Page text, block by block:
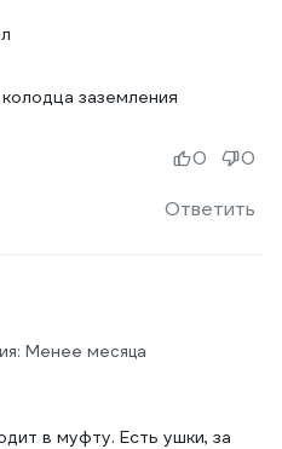
заземления
Ответить
0 0
Менее месяца
в муфту. Есть ушки, за